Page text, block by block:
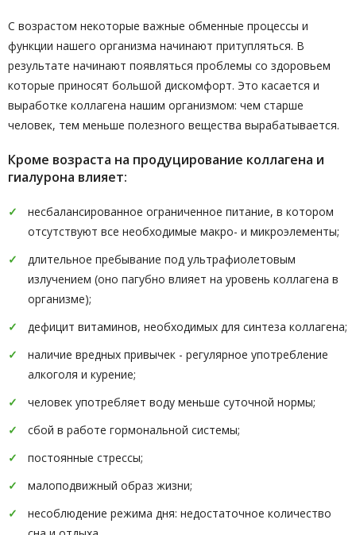
С возрастом некоторые важные обменные процессы и
функции нашего организма начинают притупляться. В
результате начинают появляться проблемы со здоровьем
которые приносят большой дискомфорт. Это касается и
выработке коллагена нашим организмом: чем старше
человек, тем меньше полезного вещества вырабатывается.
Кроме возраста на продуцирование коллагена и
гиалурона влияет:
несбалансированное ограниченное питание, в котором
отсутствуют все необходимые макро- и микроэлементы;
длительное пребывание под ультрафиолетовым
излучением (оно пагубно влияет на уровень коллагена в
организме);
дефицит витаминов, необходимых для синтеза коллагена;
наличие вредных привычек - регулярное употребление
алкоголя и курение;
человек употребляет воду меньше суточной нормы;
сбой в работе гормональной системы;
постоянные стрессы;
малоподвижный образ жизни;
несоблюдение режима дня: недостаточное количество